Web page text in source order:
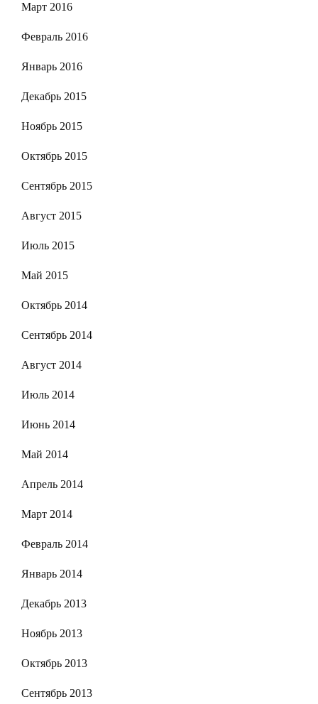
Март 2016
Февраль 2016
Январь 2016
Декабрь 2015
Ноябрь 2015
Октябрь 2015
Сентябрь 2015
Август 2015
Июль 2015
Май 2015
Октябрь 2014
Сентябрь 2014
Август 2014
Июль 2014
Июнь 2014
Май 2014
Апрель 2014
Март 2014
Февраль 2014
Январь 2014
Декабрь 2013
Ноябрь 2013
Октябрь 2013
Сентябрь 2013